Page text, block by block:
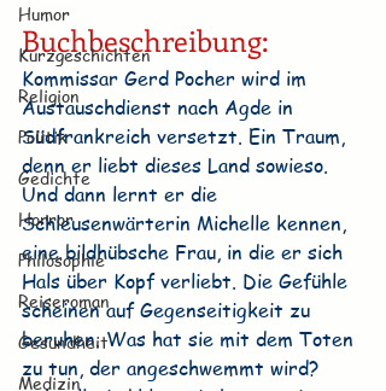
Humor
Kurzgeschichten
Religion
Politik
Gedichte
Horror
Philosophie
Reiseroman
Gesundheit
Medizin
Buchbeschreibung:
Kommissar Gerd Pocher wird im
Austauschdienst nach Agde in
Südfrankreich versetzt. Ein Traum,
denn er liebt dieses Land sowieso.
Und dann lernt er die
Schleusenwärterin Michelle kennen,
eine bildhübsche Frau, in die er sich
Hals über Kopf verliebt. Die Gefühle
scheinen auf Gegenseitigkeit zu
beruhen. Was hat sie mit dem Toten
zu tun, der angeschwemmt wird?